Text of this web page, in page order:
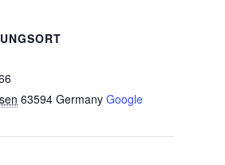
63594 Germany Google